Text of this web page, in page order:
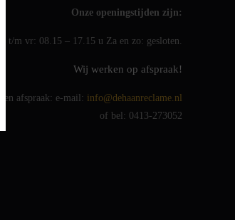
Onze openingstijden zijn:
t/m vr: 08.15 – 17.15 u Za en zo: gesloten.
Wij werken op afspraak!
een afspraak: e-mail: info@dehaanreclame.nl
of bel: 0413-273052